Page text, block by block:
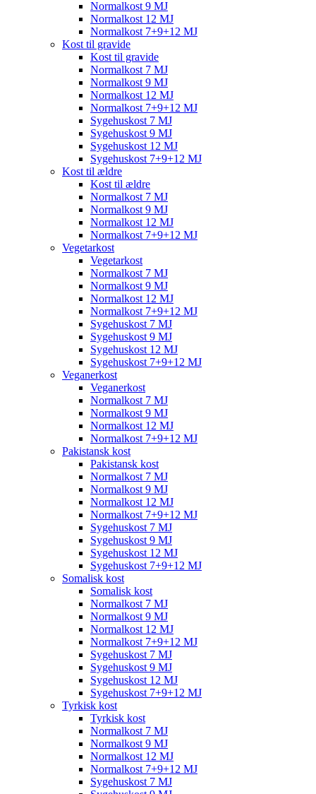
Normalkost 9 MJ
Normalkost 12 MJ
Normalkost 7+9+12 MJ
Kost til gravide
Kost til gravide
Normalkost 7 MJ
Normalkost 9 MJ
Normalkost 12 MJ
Normalkost 7+9+12 MJ
Sygehuskost 7 MJ
Sygehuskost 9 MJ
Sygehuskost 12 MJ
Sygehuskost 7+9+12 MJ
Kost til ældre
Kost til ældre
Normalkost 7 MJ
Normalkost 9 MJ
Normalkost 12 MJ
Normalkost 7+9+12 MJ
Vegetarkost
Vegetarkost
Normalkost 7 MJ
Normalkost 9 MJ
Normalkost 12 MJ
Normalkost 7+9+12 MJ
Sygehuskost 7 MJ
Sygehuskost 9 MJ
Sygehuskost 12 MJ
Sygehuskost 7+9+12 MJ
Veganerkost
Veganerkost
Normalkost 7 MJ
Normalkost 9 MJ
Normalkost 12 MJ
Normalkost 7+9+12 MJ
Pakistansk kost
Pakistansk kost
Normalkost 7 MJ
Normalkost 9 MJ
Normalkost 12 MJ
Normalkost 7+9+12 MJ
Sygehuskost 7 MJ
Sygehuskost 9 MJ
Sygehuskost 12 MJ
Sygehuskost 7+9+12 MJ
Somalisk kost
Somalisk kost
Normalkost 7 MJ
Normalkost 9 MJ
Normalkost 12 MJ
Normalkost 7+9+12 MJ
Sygehuskost 7 MJ
Sygehuskost 9 MJ
Sygehuskost 12 MJ
Sygehuskost 7+9+12 MJ
Tyrkisk kost
Tyrkisk kost
Normalkost 7 MJ
Normalkost 9 MJ
Normalkost 12 MJ
Normalkost 7+9+12 MJ
Sygehuskost 7 MJ